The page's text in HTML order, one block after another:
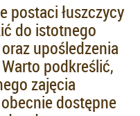
postaci łuszczycy
do istotnego
upośledzenia
podkreślić,
zajęcia
dostępne